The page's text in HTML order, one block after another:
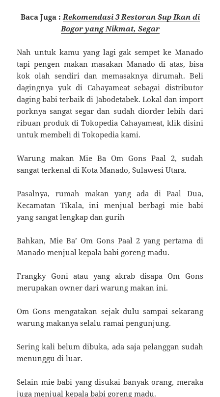
Baca Juga : Rekomendasi 3 Restoran Sup Ikan di
Bogor yang Nikmat, Segar
Nah untuk kamu yang lagi gak sempet ke Manado
tapi pengen makan masakan Manado di atas, bisa
kok olah sendiri dan memasaknya dirumah. Beli
dagingnya yuk di Cahayameat sebagai distributor
daging babi terbaik di Jabodetabek. Lokal dan import
porknya sangat segar dan sudah diorder lebih dari
ribuan produk di Tokopedia Cahayameat, klik disini
untuk membeli di Tokopedia kami.
Warung makan Mie Ba Om Gons Paal 2, sudah
sangat terkenal di Kota Manado, Sulawesi Utara.
Pasalnya, rumah makan yang ada di Paal Dua,
Kecamatan Tikala, ini menjual berbagi mie babi
yang sangat lengkap dan gurih
Bahkan, Mie Ba’ Om Gons Paal 2 yang pertama di
Manado menjual kepala babi goreng madu.
Frangky Goni atau yang akrab disapa Om Gons
merupakan owner dari warung makan ini.
Om Gons mengatakan sejak dulu sampai sekarang
warung makanya selalu ramai pengunjung.
Sering kali belum dibuka, ada saja pelanggan sudah
menunggu di luar.
Selain mie babi yang disukai banyak orang, meraka
juga menjual kepala babi goreng madu.